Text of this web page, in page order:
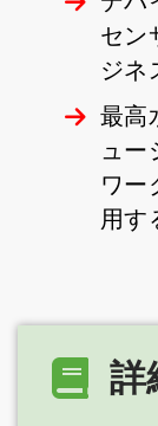
セン
ジネ
最高
ュー
ワー
用す
詳